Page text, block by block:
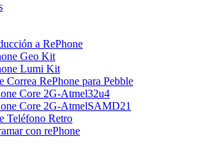
a RePhone
Geo Kit
Lumi Kit
Correa RePhone para Pebble
Core 2G-Atmel32u4
Core 2G-AtmelSAMD21
Teléfono Retro
con rePhone